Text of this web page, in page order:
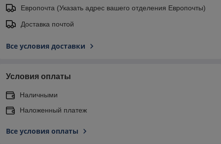
Европочта (Указать адрес вашего отделения Европочты)
Доставка почтой
Все условия доставки
Условия оплаты
Наличными
Наложенный платеж
Все условия оплаты